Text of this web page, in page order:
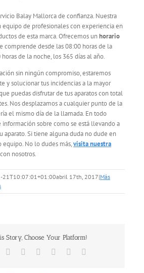
Balay Mallorca de confianza. Nuestra
equipo de profesionales con experiencia en
de esta marca. Ofrecemos unhorario
comprende desde las 08:00 horas de la
de la noche, los 365 días al año.
sin ningún compromiso, estaremos
y solucionar tus incidencias a la mayor
puedas disfrutar de tus aparatos con total
Nos desplazamos a cualquier punto de la
el mismo día de la llamada. En todo
sobre como se está llevando a
aparato. Si tiene alguna duda no dude en
equipo. No lo dudes más,visita nuestra
nosotros.
21T10:07:01+01:00abril 17th, 2017|Más
Story, Choose Your Platform!
Reddit LinkedIn
TumblrPinterest